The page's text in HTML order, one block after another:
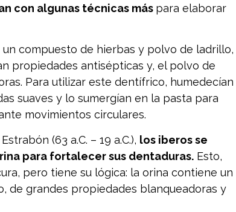
con algunas técnicas más para elaborar
compuesto de hierbas y polvo de ladrillo,
propiedades antisépticas y, el polvo de
Para utilizar este dentífrico, humedecían
suaves y lo sumergían en la pasta para
movimientos circulares.
(63 a.C. – 19 a.C.), los iberos se
para fortalecer sus dentaduras. Esto,
pero tiene su lógica: la orina contiene un
de grandes propiedades blanqueadoras y